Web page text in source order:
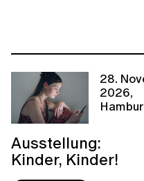
28.
2026,
Ausstellung:
Kinder, Kinder!